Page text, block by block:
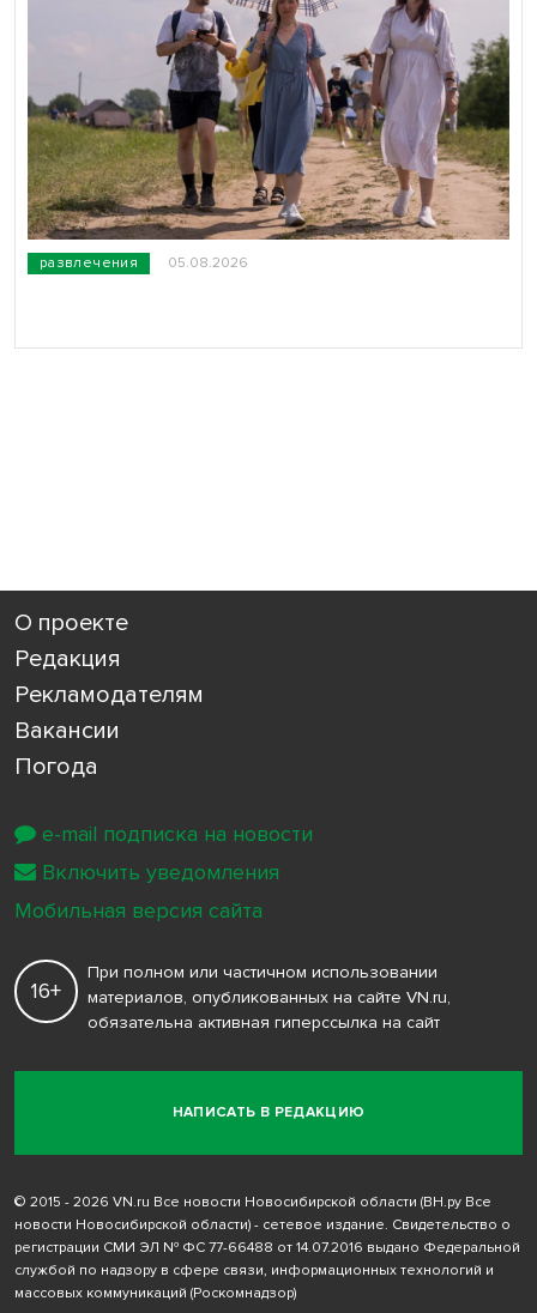
развлечения 05.08.2026
О проекте
Редакция
Рекламодателям
Вакансии
Погода
НАПИСАТЬ В РЕДАКЦИЮ
16+
При полном или частичном использовании
материалов, опубликованных на сайте VN.ru,
обязательна активная гиперссылка на сайт
© 2015 - 2026 VN.ru Все новости Новосибирской области (ВН.ру Все
новости Новосибирской области) - сетевое издание. Свидетельство о
регистрации СМИ ЭЛ № ФС 77-66488 от 14.07.2016 выдано Федеральной
службой по надзору в сфере связи, информационных технологий и
массовых коммуникаций (Роскомнадзор)
e-mail подписка на новости
Включить уведомления
Мобильная версия сайта